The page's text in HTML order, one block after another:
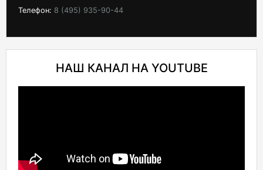
Телефон: 8 (495) 935-90-44
НАШ КАНАЛ НА YOUTUBE